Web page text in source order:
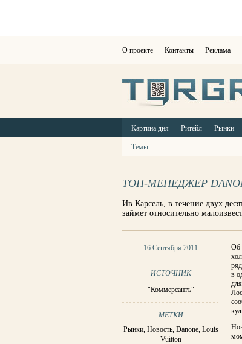
О проекте Контакты Реклама
Картина дня Ритейл Рынки
Темы:
ТОП-МЕНЕДЖЕР
Ив Карсель, в течение двух
займет относительно
16 Сентября 2011
ИСТОЧНИК
"Коммерсантъ"
МЕТКИ
Рынки, Новость, Danone, Louis
Vuitton
Об
в